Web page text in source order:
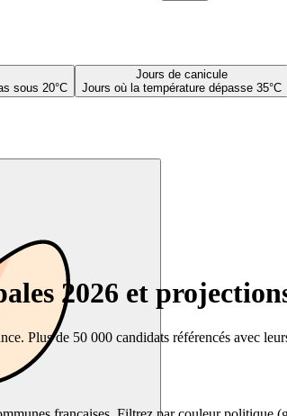
sous 20°C
Jours de canicule
Jours où la température dépasse 35°C
2026 et
Plus de 50 000 candidats référencés avec